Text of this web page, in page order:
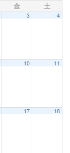
金 土
3 4
10 11
17 18